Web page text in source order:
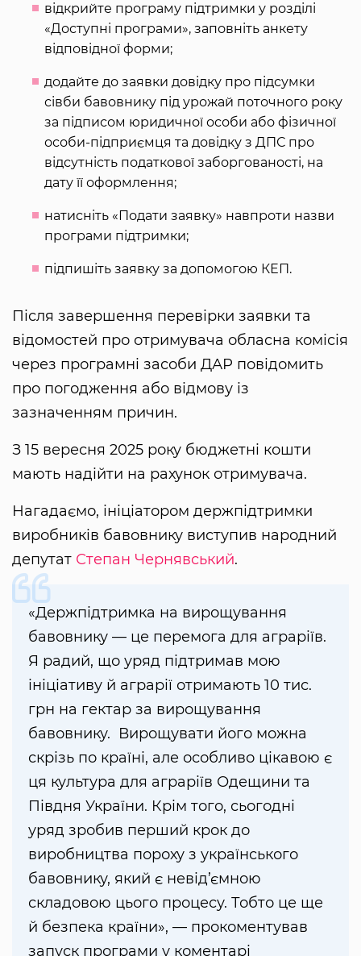
відкрийте програму підтримки у розділі
«Доступні програми», заповніть анкету
відповідної форми;
додайте до заявки довідку про підсумки
сівби бавовнику під урожай поточного року
за підписом юридичної особи або фізичної
особи-підприємця та довідку з ДПС про
відсутність податкової заборгованості, на
дату її оформлення;
натисніть «Подати заявку» навпроти назви
програми підтримки;
підпишіть заявку за допомогою КЕП.
Після завершення перевірки заявки та
відомостей про отримувача обласна комісія
через програмні засоби ДАР повідомить
про погодження або відмову із
зазначенням причин.
З 15 вересня 2025 року бюджетні кошти
мають надійти на рахунок отримувача.
Нагадаємо, ініціатором держпідтримки
виробників бавовнику виступив народний
депутат Степан Чернявський.
«Держпідтримка на вирощування
бавовнику — це перемога для аграріїв.
Я радий, що уряд підтримав мою
ініціативу й аграрії отримають 10 тис.
грн на гектар за вирощування
бавовнику. Вирощувати його можна
скрізь по країні, але особливо цікавою є
ця культура для аграріїв Одещини та
Півдня України. Крім того, сьогодні
уряд зробив перший крок до
виробництва пороху з українського
бавовнику, який є невід’ємною
складовою цього процесу. Тобто це ще
й безпека країни», — прокоментував
запуск програми у коментарі